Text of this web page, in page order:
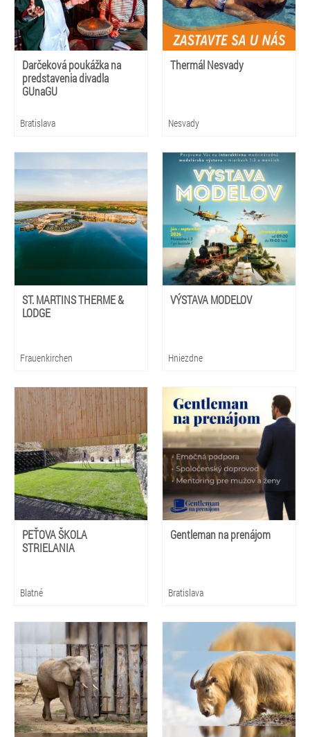
Darčeková poukážka na
predstavenia divadla
GUnaGU
Bratislava
Thermál Nesvady
Nesvady
ST. MARTINS THERME &
LODGE
Frauenkirchen
VÝSTAVA MODELOV
Hniezdne
PEŤOVA ŠKOLA
STRIELANIA
Blatné
Gentleman na prenájom
Bratislava